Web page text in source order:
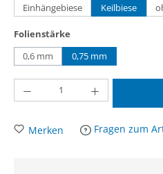
Einhängebiese
Keilbiese
Folienstärke
0,6 mm(Diese Option ist zurzeit nicht
0,75 mm
Produkt Anzahl: Gib den gewünschten
Merken Fragen zum